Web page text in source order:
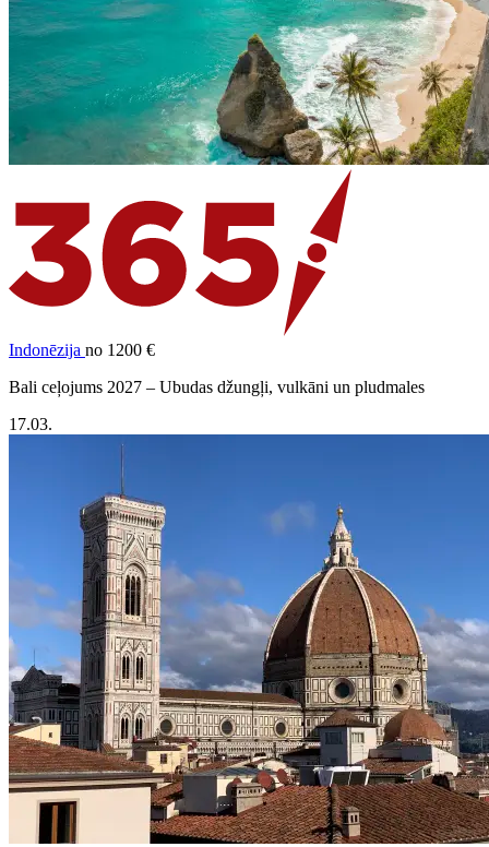
Indonēzija no 1200 €
Bali ceļojums 2027 – Ubudas džungļi, vulkāni un pludmales
17.03.